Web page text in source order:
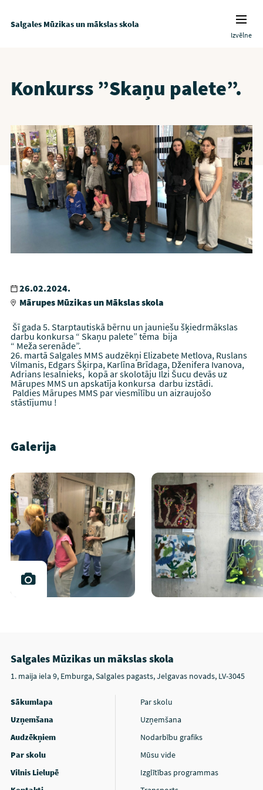
Salgales Mūzikas un mākslas skola
Izvēlne
Konkurss ”Skaņu palete”.
26.02.2024.
Mārupes Mūzikas un Mākslas skola
Šī gada 5. Starptautiskā bērnu un jauniešu šķiedrmākslas
darbu konkursa “ Skaņu palete” tēma bija
“ Meža serenāde”.
26. martā Salgales MMS audzēkņi Elizabete Metlova, Ruslans
Vilmanis, Edgars Šķirpa, Karlīna Brīdaga, Dženifera Ivanova,
Adrians Iesalnieks, kopā ar skolotāju Ilzi Šucu devās uz
Mārupes MMS un apskatīja konkursa darbu izstādi.
Paldies Mārupes MMS par viesmīlību un aizraujošo
stāstījumu !
Galerija
Salgales Mūzikas un mākslas skola
1. maija iela 9, Emburga, Salgales pagasts, Jelgavas novads, LV-3045
Sākumlapa
Uzņemšana
Audzēkņiem
Par skolu
Vilnis Lielupē
Par skolu
Uzņemšana
Nodarbību grafiks
Mūsu vide
Izglītības programmas